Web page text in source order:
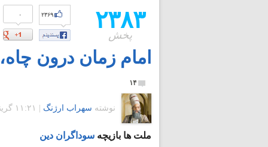
۲۳۸۳
پخش
۰ ۲۳۶۹
امام زمان درون چاه،
۱۴
نوشته سهراب ارژنگ ۱۱:۲۱ گرينويچ - شنبه ۱۶ دی ۱۳۹۱
ملت ها بازیچه سوداگران دین